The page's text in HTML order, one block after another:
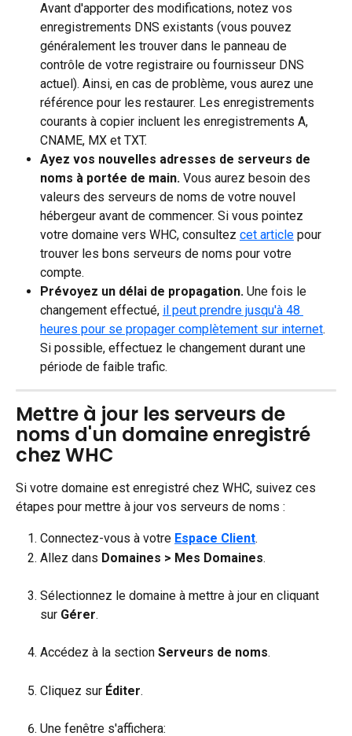
Avant d'apporter des modifications, notez vos
enregistrements DNS existants (vous pouvez
généralement les trouver dans le panneau de
contrôle de votre registraire ou fournisseur DNS
actuel). Ainsi, en cas de problème, vous aurez une
référence pour les restaurer. Les enregistrements
courants à copier incluent les enregistrements A,
CNAME, MX et TXT.
Ayez vos nouvelles adresses de serveurs de
noms à portée de main. Vous aurez besoin des
valeurs des serveurs de noms de votre nouvel
hébergeur avant de commencer. Si vous pointez
votre domaine vers WHC, consultez cet article pour
trouver les bons serveurs de noms pour votre
compte.
Prévoyez un délai de propagation. Une fois le
changement effectué, il peut prendre jusqu'à 48
heures pour se propager complètement sur internet.
Si possible, effectuez le changement durant une
période de faible trafic.
Mettre à jour les serveurs de
noms d'un domaine enregistré
chez WHC
Si votre domaine est enregistré chez WHC, suivez ces
étapes pour mettre à jour vos serveurs de noms :
Connectez-vous à votre Espace Client.
Allez dans Domaines > Mes Domaines.
Sélectionnez le domaine à mettre à jour en cliquant
sur Gérer.
Accédez à la section Serveurs de noms.
Cliquez sur Éditer.
Une fenêtre s'affichera: